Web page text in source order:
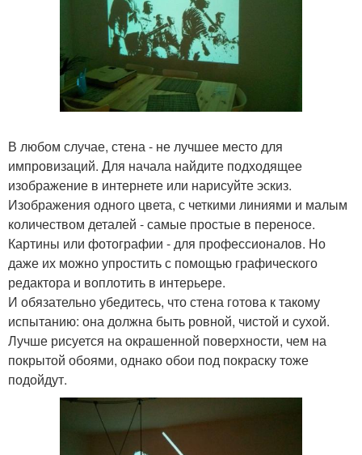
В любом случае, стена - не лучшее место для
импровизаций. Для начала найдите подходящее
изображение в интернете или нарисуйте эскиз.
Изображения одного цвета, с четкими линиями и малым
количеством деталей - самые простые в переносе.
Картины или фотографии - для профессионалов. Но
даже их можно упростить с помощью графического
редактора и воплотить в интерьере.
И обязательно убедитесь, что стена готова к такому
испытанию: она должна быть ровной, чистой и сухой.
Лучше рисуется на окрашенной поверхности, чем на
покрытой обоями, однако обои под покраску тоже
подойдут.